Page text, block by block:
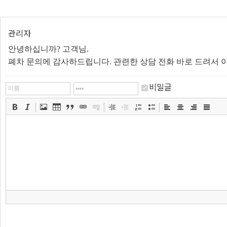
관리자
안녕하십니까? 고객님.
폐차 문의에 감사하드립니다. 관련한 상담 전화 바로 드려서
비밀글